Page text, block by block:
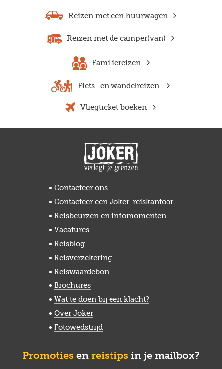
Reizen met een huurwagen
Reizen met de camper(van)
Familiereizen
Fiets- en wandelreizen
Vliegticket boeken
Contacteer ons
Contacteer een Joker-reiskantoor
Reisbeurzen en infomomenten
Vacatures
Reisblog
Reisverzekering
Reiswaardebon
Brochures
Wat te doen bij een klacht?
Over Joker
Fotowedstrijd
Promoties en reistips in je mailbox?